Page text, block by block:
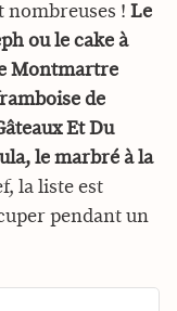
nombreuses ! Le
ou le cake à
Montmartre
de
Et Du
le marbré à la
la liste est
pendant un